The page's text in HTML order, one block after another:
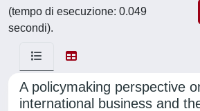
(tempo di esecuzione: 0.049
secondi).
A policymaking perspective
international business and